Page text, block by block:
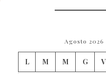
Agosto 2026
L M M G V